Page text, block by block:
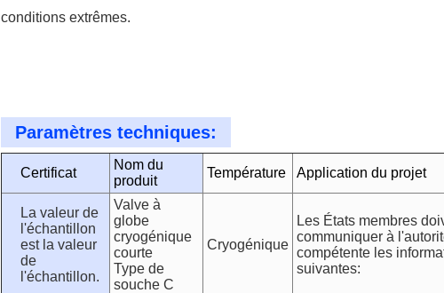
conditions extrêmes.
Paramètres techniques:
Certificat
Nom du
produit
Température Application du projet
La valeur de
l'échantillon
est la valeur
de
l'échantillon.
Valve à
globe
cryogénique
courte
Type de
souche C
Cryogénique
Les États membres
communiquer à
compétente les
suivantes: